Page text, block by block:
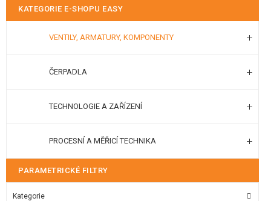
KATEGORIE E-SHOPU EASY
VENTILY, ARMATURY, KOMPONENTY
ČERPADLA
TECHNOLOGIE A ZAŘÍZENÍ
PROCESNÍ A MĚŘICÍ TECHNIKA
PARAMETRICKÉ FILTRY
Kategorie